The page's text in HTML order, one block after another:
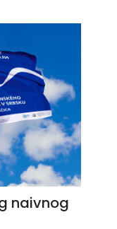
naivnog